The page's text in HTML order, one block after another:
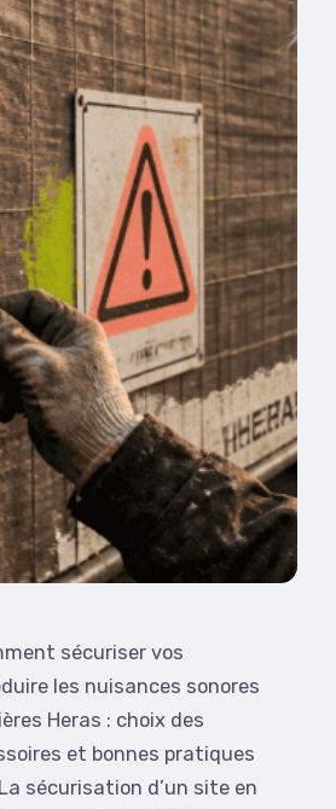
sécuriser vos
les nuisances sonores
Heras : choix des
et bonnes pratiques
sécurisation d’un site en